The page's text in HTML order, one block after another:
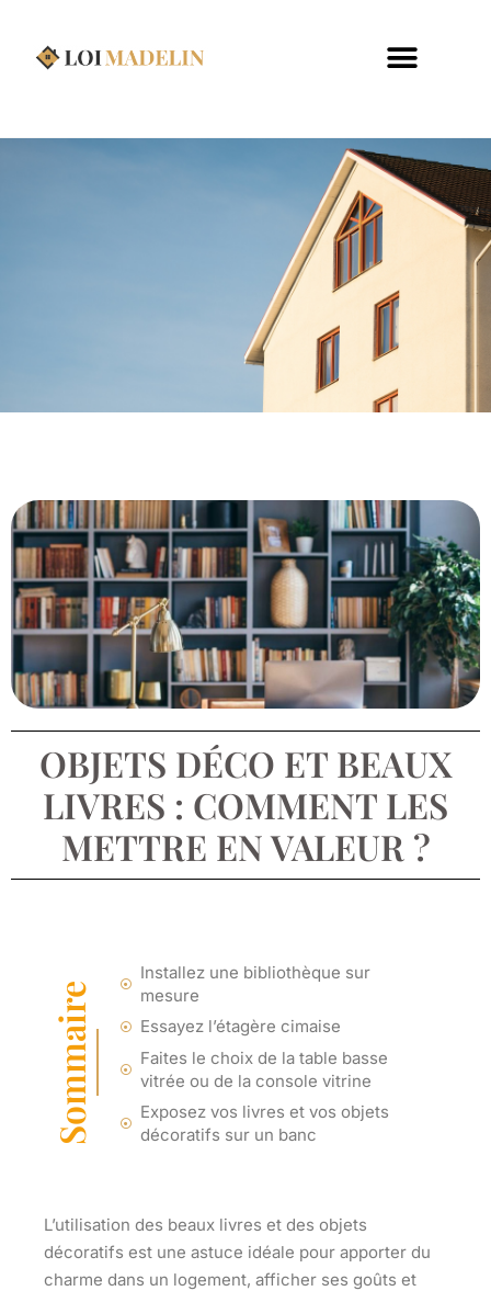
OBJETS DÉCO ET BEAUX
LIVRES : COMMENT LES
METTRE EN VALEUR ?
Sommaire
Installez une bibliothèque sur
mesure
Essayez l’étagère cimaise
Faites le choix de la table basse
vitrée ou de la console vitrine
Exposez vos livres et vos objets
décoratifs sur un banc
L’utilisation des beaux livres et des objets
décoratifs est une astuce idéale pour apporter du
charme dans un logement, afficher ses goûts et